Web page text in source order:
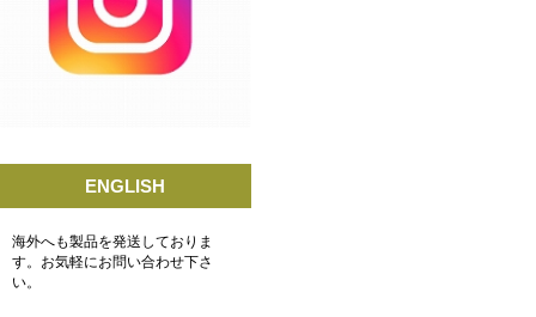
ENGLISH
海外へも製品を発送しておりま
す。お気軽にお問い合わせ下さ
い。